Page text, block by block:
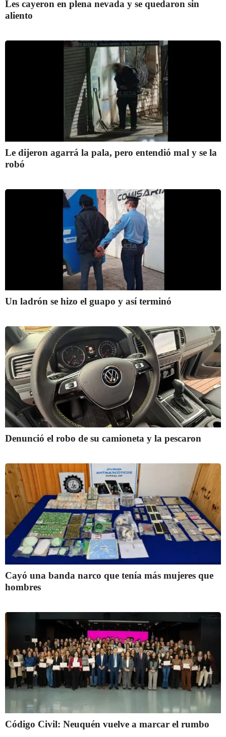
Les cayeron en plena nevada y se quedaron sin
aliento
Le dijeron agarrá la pala, pero entendió mal y se la
robó
Un ladrón se hizo el guapo y así terminó
Denunció el robo de su camioneta y la pescaron
Cayó una banda narco que tenía más mujeres que
hombres
Código Civil: Neuquén vuelve a marcar el rumbo